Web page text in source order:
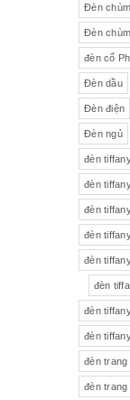
Rượu
Thực
Rượu
Đèn
Đèn
đèn cổ
Đèn dầu
Đèn điện
Đèn ngủ
đèn
đèn
đèn
đèn
đèn
đèn
đèn
đèn
đèn
đèn